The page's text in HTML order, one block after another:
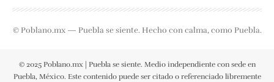
© Poblano.mx — Puebla se siente. Hecho con calma, como Puebla.
© 2025 Poblano.mx | Puebla se siente. Medio independiente con sede en
Puebla, México. Este contenido puede ser citado o referenciado libremente